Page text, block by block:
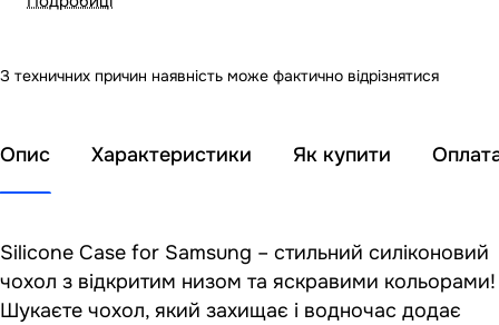
З техничних причин наявність може фактично відрізнятися
Опис Характеристики Як купити
Silicone Case for Samsung – стильний силіконовий
чохол з відкритим низом та яскравими кольорами!
Шукаєте чохол, який захищає і водночас додає